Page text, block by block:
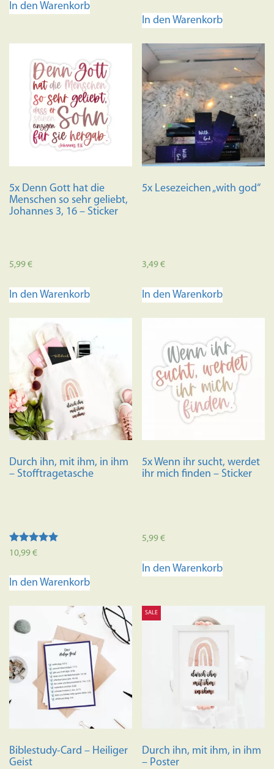
In den Warenkorb
In den Warenkorb
5x Denn Gott hat die
Menschen so sehr geliebt,
Johannes 3, 16 – Sticker
5,99€
In den Warenkorb
5x Lesezeichen „with god“
3,49€
In den Warenkorb
Durch ihn, mit ihm, in ihm
– Stofftragetasche
Bewertet mit
5.00
10,99€
In den Warenkorb
5x Wenn ihr sucht, werdet
ihr mich finden – Sticker
5,99€
In den Warenkorb
Biblestudy-Card – Heiliger
Geist
SALE
Durch ihn, mit ihm, in ihm
– Poster